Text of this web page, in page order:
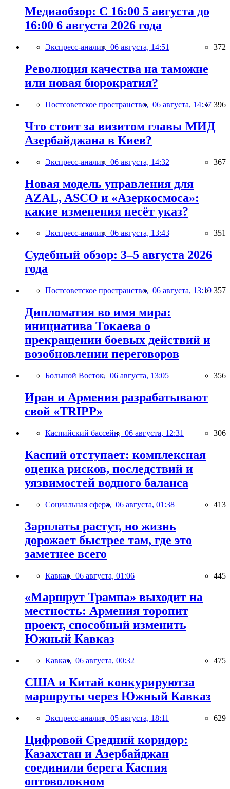
Медиаобзор: С 16:00 5 августа до
16:00 6 августа 2026 года
Экспресс-анализ, 06 августа, 14:51 372
Революция качества на таможне
или новая бюрократия?
Постсоветское пространство, 06 августа, 14:37 396
Что стоит за визитом главы МИД
Азербайджана в Киев?
Экспресс-анализ, 06 августа, 14:32 367
Новая модель управления для
AZAL, ASCO и «Азеркосмоса»:
какие изменения несёт указ?
Экспресс-анализ, 06 августа, 13:43 351
Судебный обзор: 3–5 августа 2026
года
Постсоветское пространство, 06 августа, 13:19 357
Дипломатия во имя мира:
инициатива Токаева о
прекращении боевых действий и
возобновлении переговоров
Большой Восток, 06 августа, 13:05 356
Иран и Армения разрабатывают
свой «TRIPP»
Каспийский бассейн, 06 августа, 12:31 306
Каспий отступает: комплексная
оценка рисков, последствий и
уязвимостей водного баланса
Социальная сфера, 06 августа, 01:38 413
Зарплаты растут, но жизнь
дорожает быстрее там, где это
заметнее всего
Кавказ, 06 августа, 01:06 445
«Маршрут Трампа» выходит на
местность: Армения торопит
проект, способный изменить
Южный Кавказ
Кавказ, 06 августа, 00:32 475
США и Китай конкурируютза
маршруты через Южный Кавказ
Экспресс-анализ, 05 августа, 18:11 629
Цифровой Средний коридор:
Казахстан и Азербайджан
соединили берега Каспия
оптоволокном